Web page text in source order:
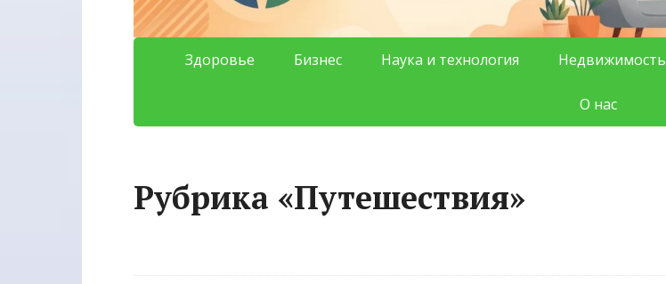
Здоровье Бизнес Наука и технология Недвижимость
О нас
Рубрика «Путешествия»